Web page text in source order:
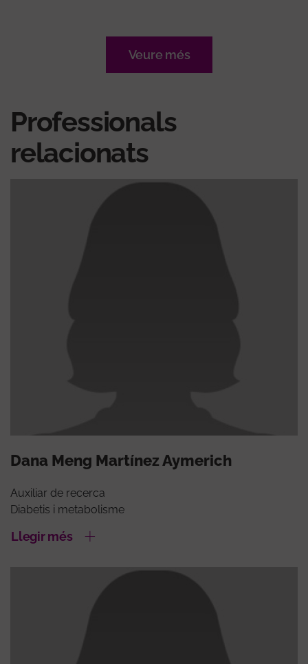
Veure més
Professionals
relacionats
Dana Meng Martínez Aymerich
Auxiliar de recerca
Diabetis i metabolisme
Llegir més